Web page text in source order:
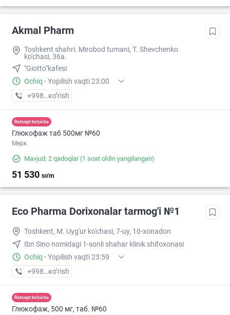
Akmal Pharm
Toshkent shahri. Mirobod tumani, T. Shevchenko
ko'chasi, 36a.
"Giotto"kafesi
Ochiq · Yopilish vaqti 23:00
+998 (99) XXX-XX-XX
кo’rish
Retsept bo'yicha
Глюкофаж таб 500мг №60
Мерк
Mavjud: 2 qadoqlar(1 soat oldin yangilangan)
51 530 so'm
Eco Pharma Dorixonalar tarmog'i №1
Toshkent, M. Uyg'ur ko'chasi, 7-uy, 10-xonadon
Ibn Sino nomidagi 1-sonli shahar klinik shifoxonasi
Ochiq · Yopilish vaqti 23:59
+998 (71) XXX-XX-XX
кo’rish
Retsept bo'yicha
Глюкофаж, 500 мг, таб. №60